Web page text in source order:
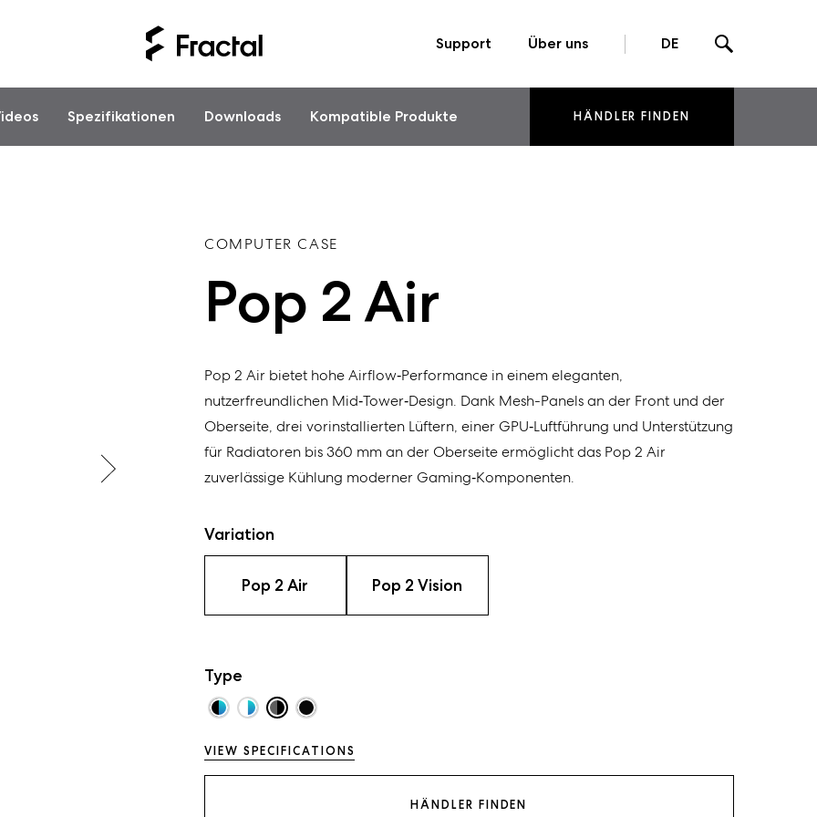
Support Über uns DE
Spezifikationen Downloads Kompatible Produkte HÄNDLER FINDEN
COMPUTER CASE
Pop 2 Air
Pop 2 Air bietet hohe Airflow‑Performance in einem eleganten,
nutzerfreundlichen Mid‑Tower‑Design. Dank Mesh-Panels an der Front und der
Oberseite, drei vorinstallierten Lüftern, einer GPU‑Luftführung und Unterstützung
für Radiatoren bis 360 mm an der Oberseite ermöglicht das Pop 2 Air
zuverlässige Kühlung moderner Gaming‑Komponenten.
Variation
Pop 2 Air Pop 2 Vision
Type
VIEW SPECIFICATIONS
HÄNDLER FINDEN